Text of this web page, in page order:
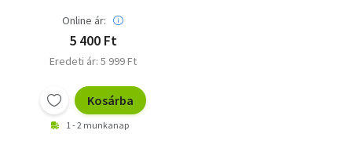
Online ár:
5 400 Ft
Eredeti ár: 5 999 Ft
Kosárba
1 - 2 munkanap